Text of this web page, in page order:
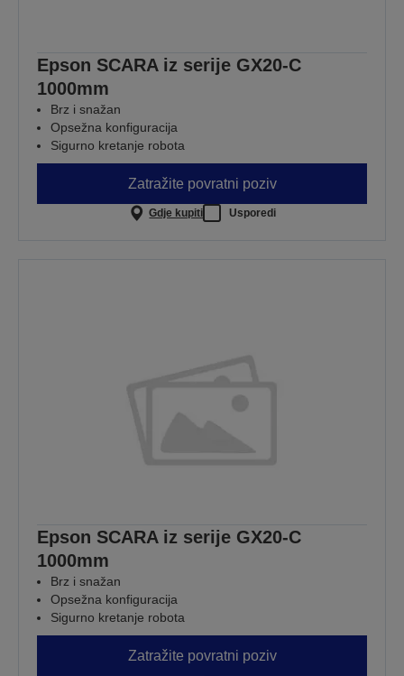
Epson SCARA iz serije GX20-C
1000mm
Brz i snažan
Opsežna konfiguracija
Sigurno kretanje robota
Zatražite povratni poziv
Gdje kupiti Usporedi
Epson SCARA iz serije GX20-C
1000mm
Brz i snažan
Opsežna konfiguracija
Sigurno kretanje robota
Zatražite povratni poziv